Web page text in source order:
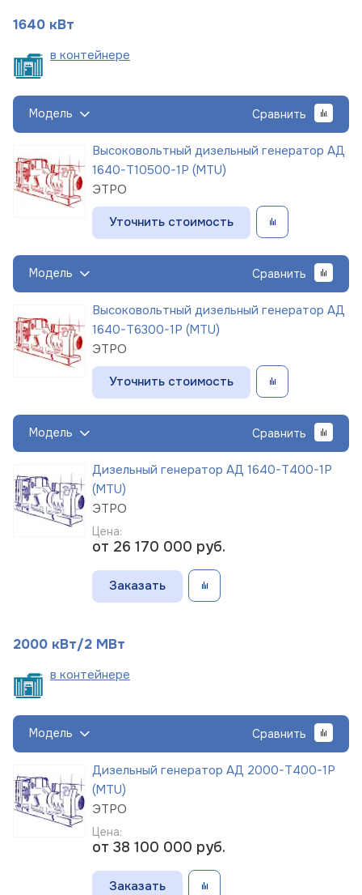
1640 кВт
в контейнере
Модель Сравнить
Высоковольтный дизельный генератор АД
1640-Т10500-1Р (MTU)
ЭТРО
Уточнить стоимость
Модель Сравнить
Высоковольтный дизельный генератор АД
1640-Т6300-1Р (MTU)
ЭТРО
Уточнить стоимость
Модель Сравнить
Дизельный генератор АД 1640-Т400-1Р
(MTU)
ЭТРО
Цена:
от 26 170 000 руб.
Заказать
2000 кВт/2 МВт
в контейнере
Модель Сравнить
Дизельный генератор АД 2000-Т400-1Р
(MTU)
ЭТРО
Цена:
от 38 100 000 руб.
Заказать